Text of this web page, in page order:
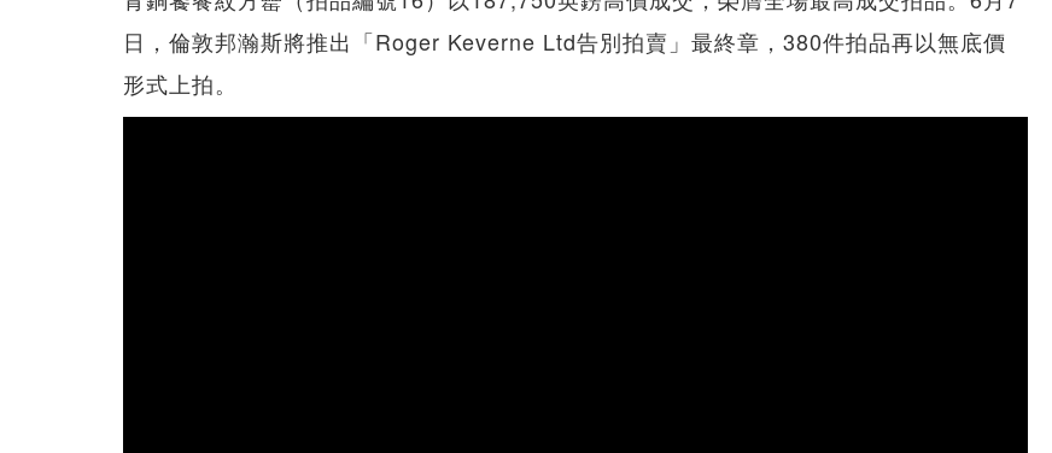
日，倫敦邦瀚斯將推出「Roger Keverne Ltd告別拍賣」最終章，380件拍品再以無底價
形式上拍。